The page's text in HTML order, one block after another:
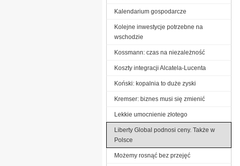
Kalendarium gospodarcze
Kolejne inwestycje potrzebne na
wschodzie
Kossmann: czas na niezależność
Koszty integracji Alcatela-Lucenta
Koński: kopalnia to duże zyski
Kremser: biznes musi się zmienić
Lekkie umocnienie złotego
Liberty Global podnosi ceny. Także w
Polsce
Możemy rosnąć bez przejęć